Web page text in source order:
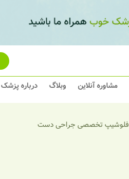
مشاوره آنلاین وبلاگ درباره
فلوشیپ تخصصی جراحی دست